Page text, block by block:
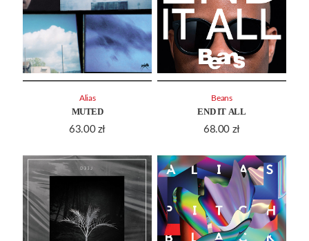
MUTED
63.00 zł
Alias
END IT ALL
68.00 zł
Beans